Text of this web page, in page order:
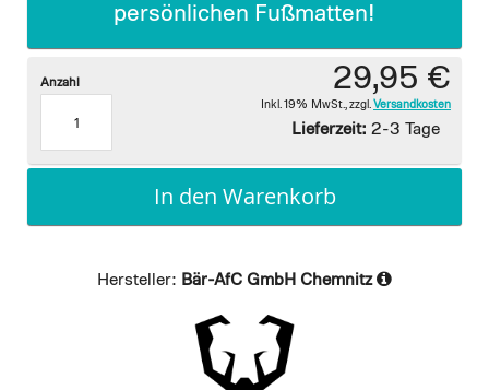
persönlichen Fußmatten!
29,95 €
Inkl. 19% MwSt. zzgl. Versandkosten
Lieferzeit: 2-3 Tage
Anzahl
In den Warenkorb
Hersteller: Bär-AfC GmbH Chemnitz